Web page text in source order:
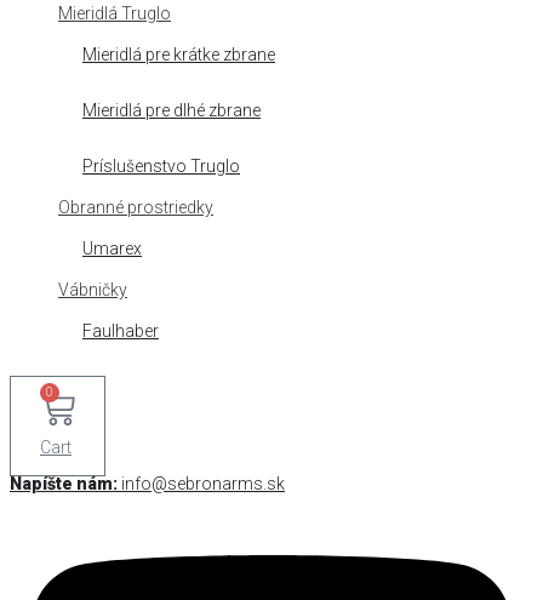
Mieridlá Truglo
Mieridlá pre krátke zbrane
Mieridlá pre dlhé zbrane
Príslušenstvo Truglo
Obranné prostriedky
Umarex
Vábničky
Faulhaber
0
Cart
Napíšte nám: info@sebronarms.sk